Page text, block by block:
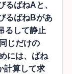
るばねAと、
るばねBがあ
るして静止
じだけの
には、ばね
計算して求